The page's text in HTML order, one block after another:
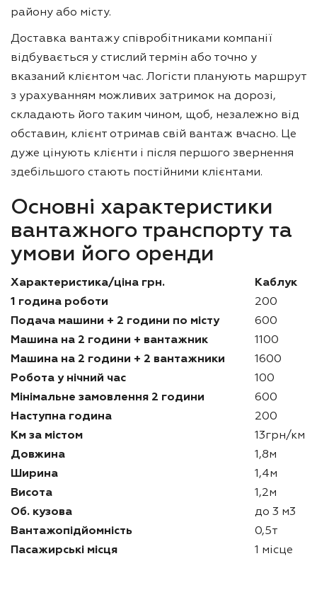
району або місту.
Доставка вантажу співробітниками компанії
відбувається у стислий термін або точно у
вказаний клієнтом час. Логісти планують маршрут
з урахуванням можливих затримок на дорозі,
складають його таким чином, щоб, незалежно від
обставин, клієнт отримав свій вантаж вчасно. Це
дуже цінують клієнти і після першого звернення
здебільшого стають постійними клієнтами.
Основні характеристики
вантажного транспорту та
умови його оренди
Характеристика/ціна грн.
Каблук
1 година роботи
200
Подача машини + 2 години по місту
600
Машина на 2 години + вантажник
1100
Машина на 2 години + 2 вантажники
1600
Робота у нічний час
100
Мінімальне замовлення 2 години
600
Наступна година
200
Км за містом
13грн/км
Довжина
1,8м
Ширина
1,4м
Висота
1,2м
Об. кузова
до 3 м3
Вантажопідйомність
0,5т
Пасажирські місця
1 місце